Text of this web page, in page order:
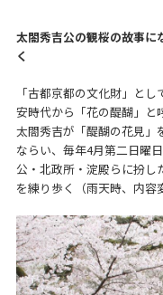
太閤秀吉公の観桜の故事に
く
「古都京都の文化財」と
安時代から「花の醍醐」と
太閤秀吉が「醍醐の花見」
ならい、毎年4月第二日曜
公・北政所・淀殿らに扮し
を練り歩く（雨天時、内容